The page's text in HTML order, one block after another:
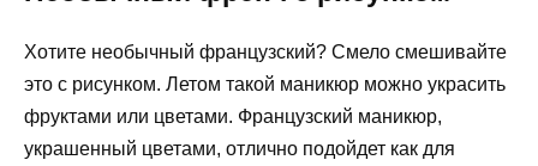
Хотите необычный французский? Смело смешивайте
это с рисунком. Летом такой маникюр можно украсить
фруктами или цветами. Французский маникюр,
украшенный цветами, отлично подойдет как для